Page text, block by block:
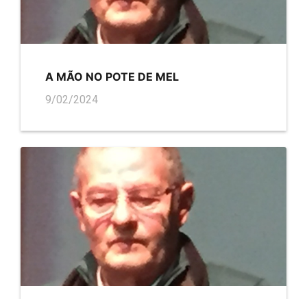
A MÃO NO POTE DE MEL
9/02/2024